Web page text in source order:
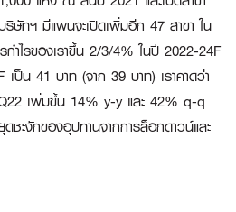
ษัทฯ มีแผนจะเปิดเพิ่มอีก 47 สาขา ใน
กำไรของเราขึ้น 2/3/4% ในปี 2022-24F
เป็น 41 บาท (จาก 39 บาท) เราคาดว่า
เพิ่มขึ้น 14% y-y และ 42% q-q
ชะงักของอุปทานจากการล็อกดาวน์และ